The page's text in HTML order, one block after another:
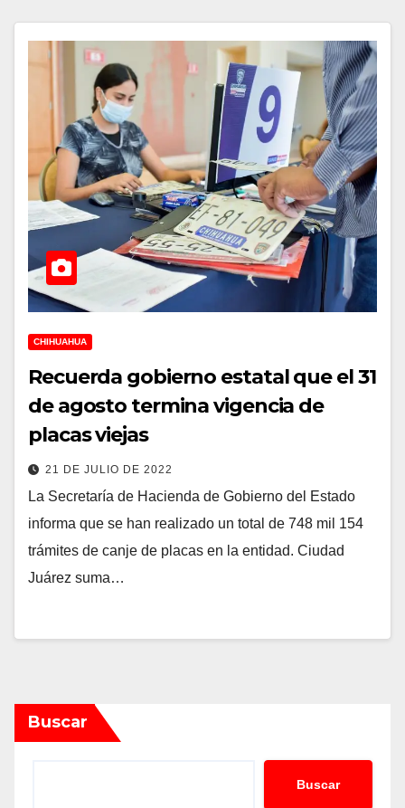
CHIHUAHUA
Recuerda gobierno estatal que el 31
de agosto termina vigencia de
placas viejas
21 DE JULIO DE 2022
La Secretaría de Hacienda de Gobierno del Estado
informa que se han realizado un total de 748 mil 154
trámites de canje de placas en la entidad. Ciudad
Juárez suma…
Buscar
Buscar